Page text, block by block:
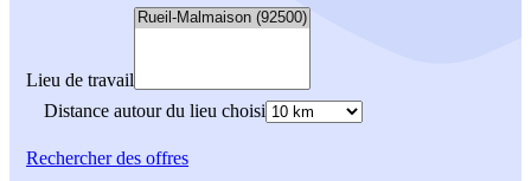
Lieu de travail
Distance autour du lieu choisi
Rechercherdes offres